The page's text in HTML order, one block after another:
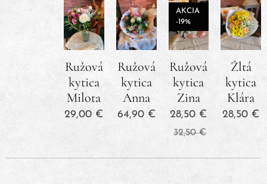
Ružová
kytica
Milota
29,00 €
Ružová
kytica
Anna
64,90€
Ružová
kytica
Zina
AKCIA
-19%
28,50 €
32,50€
Žltá
kytica
Klára
28,50 €